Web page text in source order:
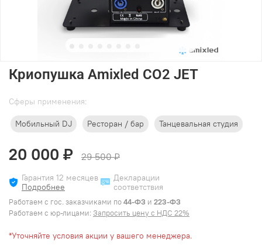
Криопушка Amixled CO2 JET
Cферы применения:
Мобильный DJ Ресторан / бар Танцевальная студия
20 000 ₽ 29 500 ₽
Гарантия 12 месяцев
Подробнее
Декларации
соответствия
Работаем с гос. заказчиками по44-ФЗ и 223-ФЗ
Работаем с юр-лицами: Запросить цену с НДС 22%
*Уточняйте условия акции у вашего менеджера.